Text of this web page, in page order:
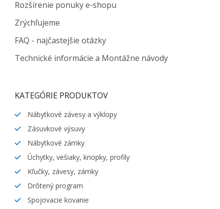
Rozšírenie ponuky e-shopu
Zrýchľujeme
FAQ - najčastejšie otázky
Technické informácie a Montážne návody
KATEGÓRIE PRODUKTOV
Nábytkové závesy a výklopy
Zásuvkové výsuvy
Nábytkové zámky
Úchytky, vešiaky, knopky, profily
Kľučky, závesy, zámky
Drôtený program
Spojovacie kovanie